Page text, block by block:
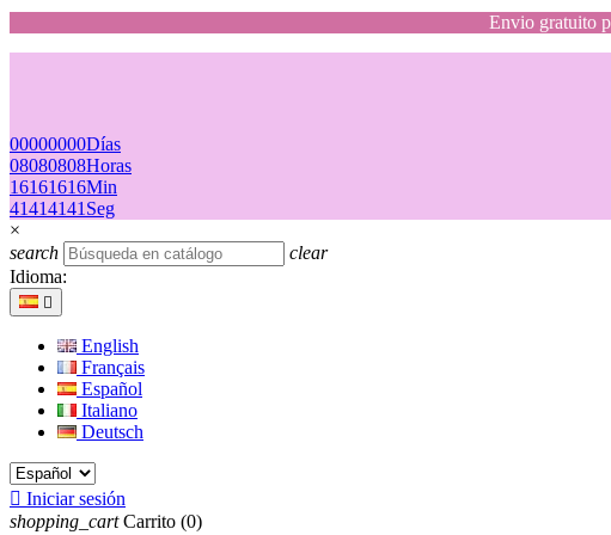
Envio gratuito
00000000Días
08080808Horas
16161616Min
41414141 Seg
×
search
clear
Idioma:

English
Français
Español
Italiano
Deutsch
 Iniciar sesión
shopping_cart Carrito (0)